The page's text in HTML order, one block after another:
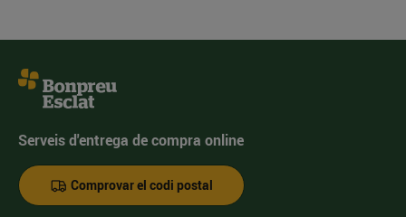
Serveis d'entrega de compra online
Comprovar el codi postal